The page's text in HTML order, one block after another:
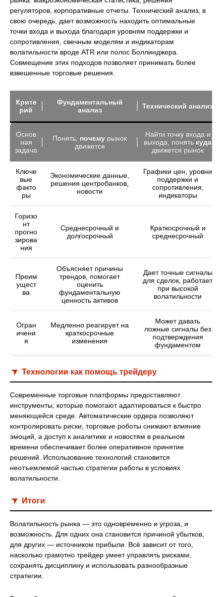
регуляторов, корпоративные отчеты. Технический анализ, в
свою очередь, дает возможность находить оптимальные
точки входа и выхода благодаря уровням поддержки и
сопротивления, свечным моделям и индикаторам
волатильности вроде ATR или полос Боллинджера.
Совмещение этих подходов позволяет принимать более
взвешенные торговые решения.
Крите
рий
Фундаментальный
анализ
Технический анализ
Основ
ная
задача
Понять, почему рынок
движется
Найти точку входа и
выхода, понять куда
движется рынок
Ключе
вые
факто
ры
Экономические данные,
решения центробанков,
новости
Графики цен, уровни
поддержки и
сопротивления,
индикаторы
Горизо
нт
прогно
зирова
ния
Среднесрочный и
долгосрочный
Краткосрочный и
среднесрочный
Преим
ущест
ва
Объясняет причины
трендов, помогает
оценить
фундаментальную
ценность активов
Дает точные сигналы
для сделок, работает
при высокой
волатильности
Огран
ичени
я
Медленно реагирует на
краткосрочные
изменения
Может давать
ложные сигналы без
подтверждения
фундаментом
Технологии как помощь трейдеру
Современные торговые платформы предоставляют
инструменты, которые помогают адаптироваться к быстро
меняющейся среде. Автоматические ордера позволяют
контролировать риски, торговые роботы снижают влияние
эмоций, а доступ к аналитике и новостям в реальном
времени обеспечивает более оперативное принятие
решений. Использование технологий становится
неотъемлемой частью стратегии работы в условиях
волатильности.
Итоги
Волатильность рынка — это одновременно и угроза, и
возможность. Для одних она становится причиной убытков,
для других — источником прибыли. Всё зависит от того,
насколько грамотно трейдер умеет управлять рисками,
сохранять дисциплину и использовать разнообразные
стратегии.